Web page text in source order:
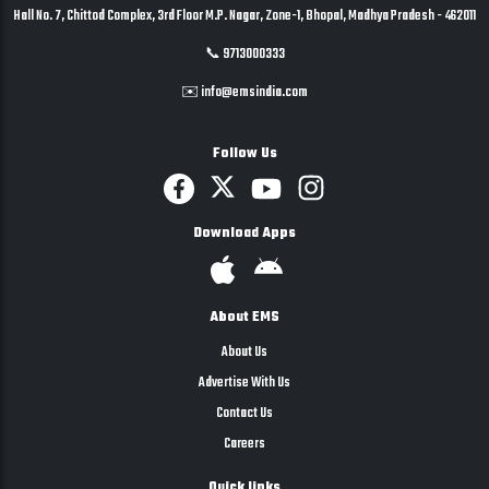
Hall No. 7, Chittod Complex, 3rd Floor M.P. Nagar, Zone-1, Bhopal, Madhya Pradesh - 462011
📞 9713000333
✉️ info@emsindia.com
Follow Us
Download Apps
About EMS
About Us
Advertise With Us
Contact Us
Careers